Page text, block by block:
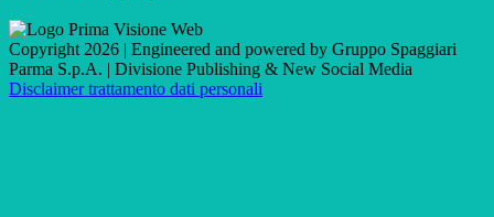
Copyright 2026 | Engineered and powered by Gruppo Spaggiari
Parma S.p.A. | Divisione Publishing & New Social Media
Disclaimer trattamento dati personali